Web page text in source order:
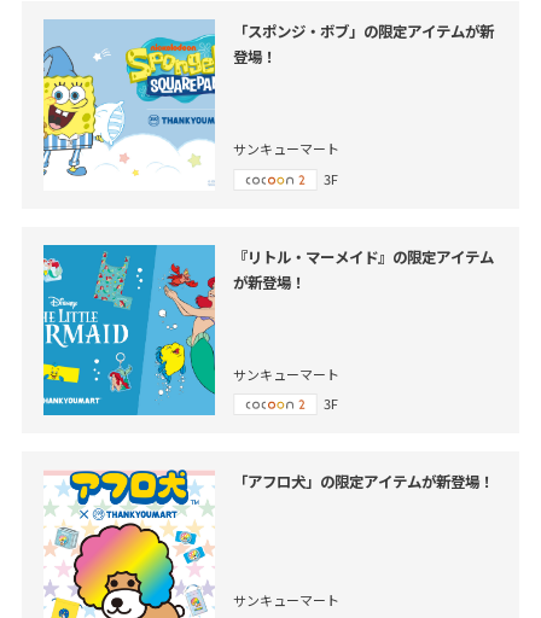
「スポンジ・ボブ」の限定アイテムが新
登場！
サンキューマート
3F
『リトル・マーメイド』の限定アイテム
が新登場！
サンキューマート
3F
「アフロ犬」の限定アイテムが新登場！
サンキューマート